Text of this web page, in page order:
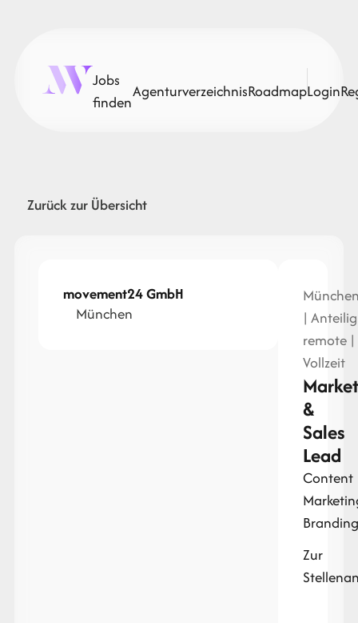
Jobs
finden
AgenturverzeichnisRoadmapLogin
Zurück zur Übersicht
movement24 GmbH
München
| Anteilig
remote |
Vollzeit
&
Sales
Lead
Content
Zur